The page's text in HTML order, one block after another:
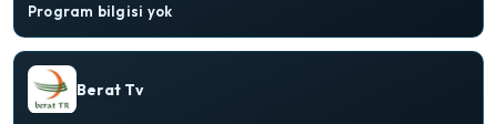
Program bilgisi yok
Berat Tv